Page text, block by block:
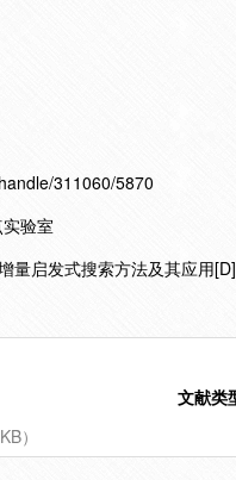
311060/5870
验室
量启发式搜索方法及其应用
文献类
）